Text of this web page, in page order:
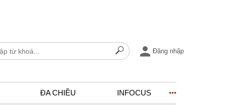
Đăng nhập
ĐA CHIỀU INFOCUS